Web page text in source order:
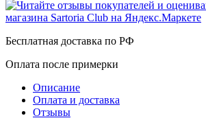
Бесплатная доставка по РФ
Оплата после примерки
Описание
Оплата и доставка
Отзывы